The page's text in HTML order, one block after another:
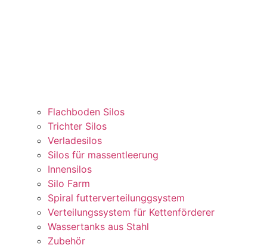
Flachboden Silos
Trichter Silos
Verladesilos
Silos für massentleerung
Innensilos
Silo Farm
Spiral futterverteilunggsystem
Verteilungssystem für Kettenförderer
Wassertanks aus Stahl
Zubehör